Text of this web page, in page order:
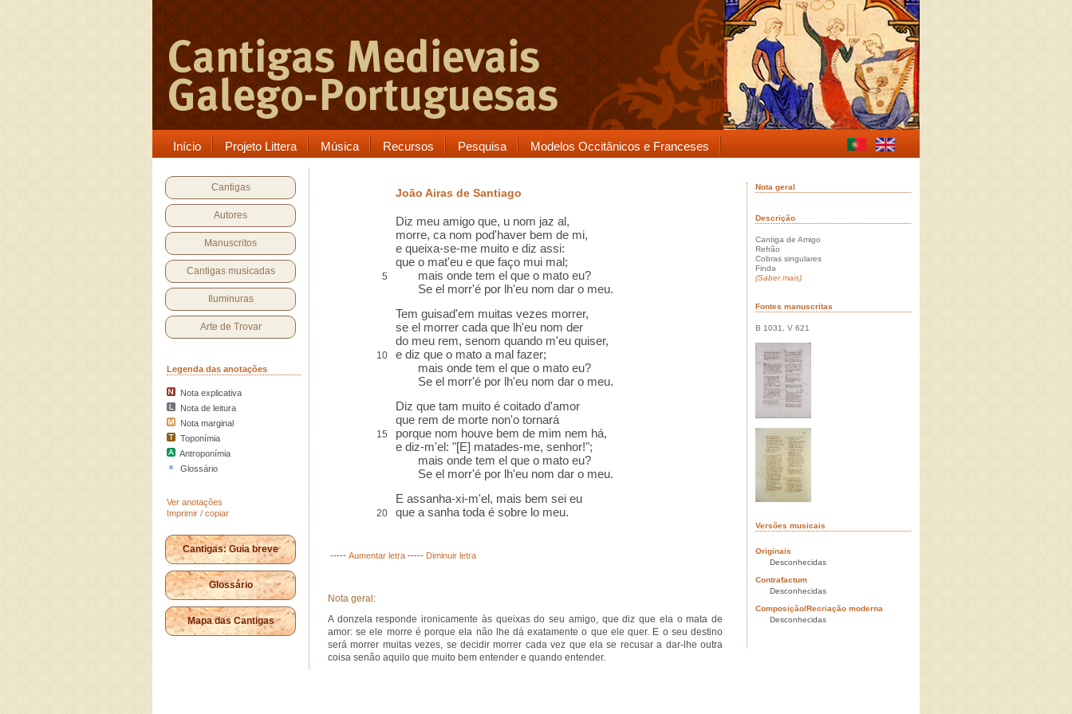
Início Projeto Littera Música Recursos Pesquisa Modelos Occitânicos e Franceses
Cantigas
Autores
Manuscritos
Cantigas musicadas
Iluminuras
Arte de Trovar
Legenda das anotações
Nota explicativa
Nota de leitura
Nota marginal
Toponímia
Antroponímia
Glossário
Ver anotações
Imprimir / copiar
Cantigas: Guia breve
Glossário
Mapa das Cantigas
João Airas de Santiago
Diz meu amigo que, u nom jaz al,
morre, ca nom pod'haver bem de mi,
e queixa-se-me muito e diz assi:
que o mat'eu e que faço mui mal;
5
mais onde tem el que o mato eu?
Se el morr'é por lh'eu nom dar o meu.
Tem guisad'em muitas vezes morrer,
se el morrer cada que lh'eu nom der
do meu rem, senom quando m'eu quiser,
10
e diz que o mato a mal fazer;
mais onde tem el que o mato eu?
Se el morr'é por lh'eu nom dar o meu.
Diz que tam muito é coitado d'amor
que rem de morte non'o tornará
15
porque nom houve bem de mim nem há,
e diz-m'el: "[E] matades-me, senhor!";
mais onde tem el que o mato eu?
Se el morr'é por lh'eu nom dar o meu.
E assanha-xi-m'el, mais bem sei eu
20 que a sanha toda é sobre lo meu.
----- Aumentar letra ----- Diminuir letra
Nota geral:
A donzela responde ironicamente às queixas do seu amigo, que diz que ela o mata de
amor: se ele morre é porque ela não lhe dá exatamente o que ele quer. E o seu destino
será morrer muitas vezes, se decidir morrer cada vez que ela se recusar a dar-lhe outra
coisa senão aquilo que muito bem entender e quando entender.
Nota geral
Descrição
Cantiga de Amigo
Refrão
Cobras singulares
Finda
(Saber mais)
Fontes manuscritas
B 1031, V 621
Versões musicais
Originais
Desconhecidas
Contrafactum
Desconhecidas
Composição/Recriação moderna
Desconhecidas